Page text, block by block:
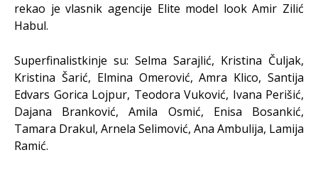
rekao je vlasnik agencije Elite model look Amir Zilić
Habul.
Superfinalistkinje su: Selma Sarajlić, Kristina Čuljak,
Kristina Šarić, Elmina Omerović, Amra Klico, Santija
Edvars Gorica Lojpur, Teodora Vuković, Ivana Perišić,
Dajana Branković, Amila Osmić, Enisa Bosankić,
Tamara Drakul, Arnela Selimović, Ana Ambulija, Lamija
Ramić.